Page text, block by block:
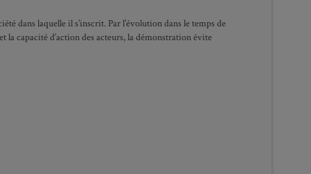
dans laquelle il s’inscrit. Par l’évolution dans le temps de
capacité d’action des acteurs, la démonstration évite